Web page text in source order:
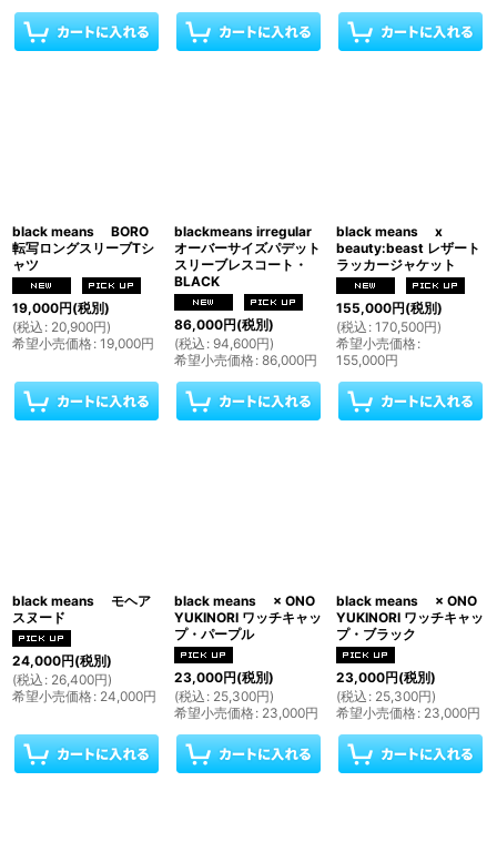
black means BORO
転写ロングスリーブTシ
ャツ
19,000円(税別)
(税込 : 20,900円)
希望小売価格: 19,000円
blackmeans irregular
オーバーサイズパデット
スリーブレスコート・
BLACK
86,000円(税別)
(税込 : 94,600円)
希望小売価格: 86,000円
black means x
beauty:beast レザート
ラッカージャケット
155,000円(税別)
(税込 : 170,500円)
希望小売価格:
155,000円
black means モヘア
スヌード
24,000円(税別)
(税込 : 26,400円)
希望小売価格: 24,000円
black means × ONO
YUKINORI ワッチキャッ
プ・パープル
23,000円(税別)
(税込 : 25,300円)
希望小売価格: 23,000円
black means × ONO
YUKINORI ワッチキャッ
プ・ブラック
23,000円(税別)
(税込 : 25,300円)
希望小売価格: 23,000円